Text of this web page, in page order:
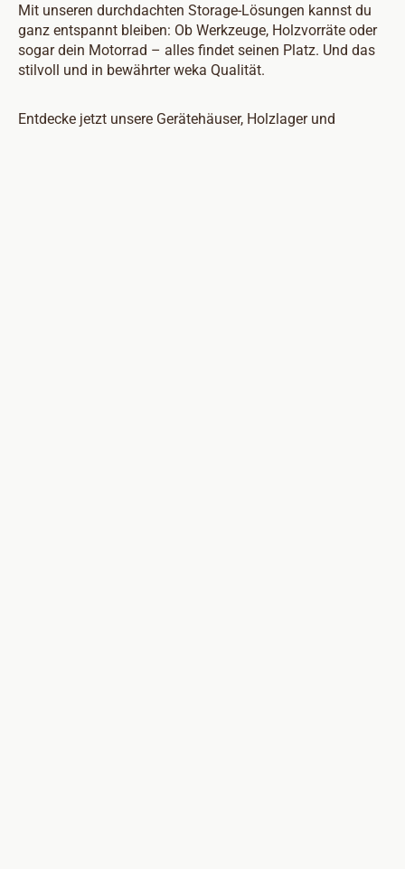
Mit unseren durchdachten Storage-Lösungen kannst du
ganz entspannt bleiben: Ob Werkzeuge, Holzvorräte oder
sogar dein Motorrad – alles findet seinen Platz. Und das
stilvoll und in bewährter weka Qualität.
Entdecke jetzt unsere Gerätehäuser, Holzlager und